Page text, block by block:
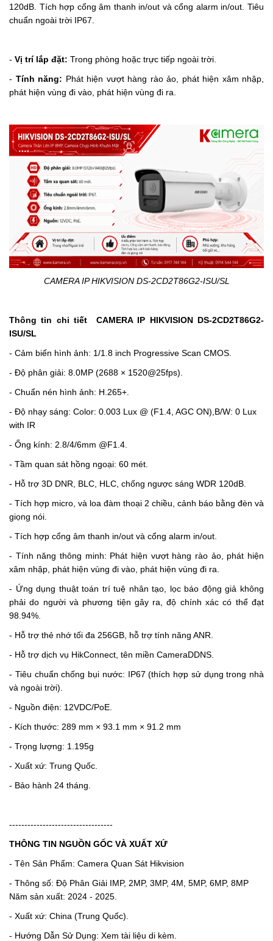
120dB. Tích hợp cổng âm thanh in/out và cổng alarm in/out. Tiêu
chuẩn ngoài trời IP67.
- Vị trí lắp đặt: Trong phòng hoặc trực tiếp ngoài trời.
- Tính năng: Phát hiện vượt hàng rào ảo, phát hiện xâm nhập,
phát hiện vùng đi vào, phát hiện vùng đi ra.
CAMERA IP HIKVISION DS-2CD2T86G2-ISU/SL
Thông tin chi tiết CAMERA IP HIKVISION DS-2CD2T86G2-
ISU/SL
- Cảm biến hình ảnh: 1/1.8 inch Progressive Scan CMOS.
- Độ phân giải: 8.0MP (2688 × 1520@25fps).
- Chuẩn nén hình ảnh: H.265+.
- Độ nhạy sáng: Color: 0.003 Lux @ (F1.4, AGC ON),B/W: 0 Lux
with IR
- Ống kính: 2.8/4/6mm @F1.4.
- Tầm quan sát hồng ngoại: 60 mét.
- Hỗ trợ 3D DNR, BLC, HLC, chống ngược sáng WDR 120dB.
- Tích hợp micro, và loa đàm thoại 2 chiều, cảnh báo bằng đèn và
giọng nói.
- Tích hợp cổng âm thanh in/out và cổng alarm in/out.
- Tính năng thông minh: Phát hiện vượt hàng rào ảo, phát hiện
xâm nhập, phát hiện vùng đi vào, phát hiện vùng đi ra.
- Ứng dụng thuật toán trí tuệ nhân tạo, lọc báo động giả không
phải do người và phương tiện gây ra, độ chính xác có thể đạt
98.94%.
- Hỗ trợ thẻ nhớ tối đa 256GB, hỗ trợ tính năng ANR.
- Hỗ trợ dịch vụ HikConnect, tên miền CameraDDNS.
- Tiêu chuẩn chống bụi nước: IP67 (thích hợp sử dụng trong nhà
và ngoài trời).
- Nguồn điện: 12VDC/PoE.
- Kích thước: 289 mm × 93.1 mm × 91.2 mm
- Trọng lượng: 1.195g
- Xuất xứ: Trung Quốc.
- Bảo hành 24 tháng.
----------------------------------
THÔNG TIN NGUỒN GỐC VÀ XUẤT XỨ
- Tên Sản Phẩm: Camera Quan Sát Hikvision
- Thông số: Độ Phân Giải IMP, 2MP, 3MP, 4M, 5MP, 6MP, 8MP
Năm sản xuất: 2024 - 2025.
- Xuất xứ: China (Trung Quốc).
- Hướng Dẫn Sử Dụng: Xem tài liệu di kèm.